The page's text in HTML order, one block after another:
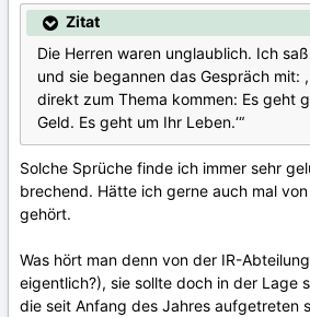
Zitat
Die Herren waren unglaublich. Ich
und sie begannen das Gespräch mit:
direkt zum Thema kommen: Es geht
Geld. Es geht um Ihr Leben.‘“
Solche Sprüche finde ich immer sehr
brechend. Hätte ich gerne auch mal
gehört.
Was hört man denn von der IR-
eigentlich?), sie sollte doch in der Lage
die seit Anfang des Jahres aufgetreten